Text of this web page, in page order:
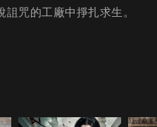
咒的工廠中掙扎求生。